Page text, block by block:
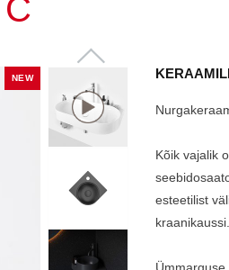
NEW
Kõik vajalik
esteetilist
kraanikaussi.